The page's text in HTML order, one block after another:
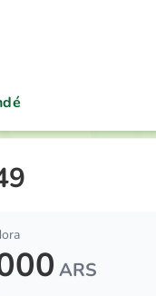
sobre papel “Joven
ARS